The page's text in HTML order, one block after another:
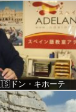
ドン・キホーテ